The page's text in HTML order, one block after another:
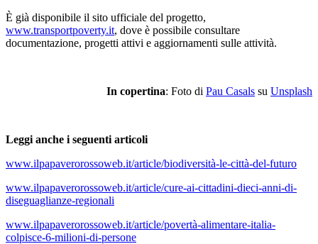
È già disponibile il sito ufficiale del progetto,
www.transportpoverty.it, dove è possibile consultare
documentazione, progetti attivi e aggiornamenti sulle attività.
In copertina: Foto di Pau Casals su Unsplash
Leggi anche i seguenti articoli
www.ilpapaverorossoweb.it/article/biodiversità-le-città-del-futuro
www.ilpapaverorossoweb.it/article/cure-ai-cittadini-dieci-anni-di-
diseguaglianze-regionali
www.ilpapaverorossoweb.it/article/povertà-alimentare-italia-
colpisce-6-milioni-di-persone